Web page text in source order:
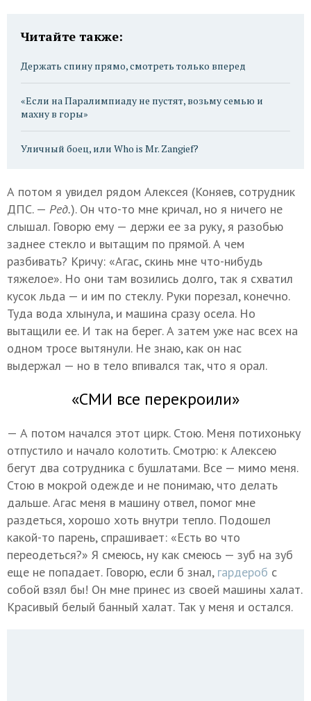
Читайте также:
Держать спину прямо, смотреть только вперед
«Если на Паралимпиаду не пустят, возьму семью и
махну в горы»
Уличный боец, или Who is Mr. Zangief?
А потом я увидел рядом Алексея (Коняев, сотрудник
ДПС. — Ред.). Он что-то мне кричал, но я ничего не
слышал. Говорю ему — держи ее за руку, я разобью
заднее стекло и вытащим по прямой. А чем
разбивать? Кричу: «Агас, скинь мне что-нибудь
тяжелое». Но они там возились долго, так я схватил
кусок льда — и им по стеклу. Руки порезал, конечно.
Туда вода хлынула, и машина сразу осела. Но
вытащили ее. И так на берег. А затем уже нас всех на
одном тросе вытянули. Не знаю, как он нас
выдержал — но в тело впивался так, что я орал.
«СМИ все перекроили»
— А потом начался этот цирк. Стою. Меня потихоньку
отпустило и начало колотить. Смотрю: к Алексею
бегут два сотрудника с бушлатами. Все — мимо меня.
Стою в мокрой одежде и не понимаю, что делать
дальше. Агас меня в машину отвел, помог мне
раздеться, хорошо хоть внутри тепло. Подошел
какой-то парень, спрашивает: «Есть во что
переодеться?» Я смеюсь, ну как смеюсь — зуб на зуб
еще не попадает. Говорю, если б знал, гардероб с
собой взял бы! Он мне принес из своей машины халат.
Красивый белый банный халат. Так у меня и остался.